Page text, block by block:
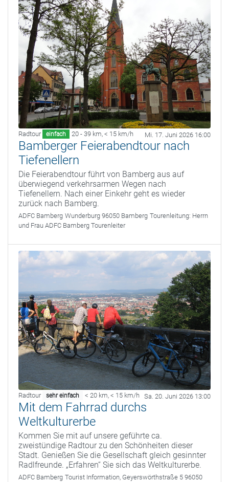
Radtour einfach 20 - 39 km, < 15 km/h Mi. 17. Juni 2026 16:00
Bamberger Feierabendtour nach
Tiefenellern
Die Feierabendtour führt von Bamberg aus auf
überwiegend verkehrsarmen Wegen nach
Tiefenellern. Nach einer Einkehr geht es wieder
zurück nach Bamberg.
ADFC Bamberg Wunderburg 96050 Bamberg Tourenleitung: Herrn
und Frau ADFC Bamberg Tourenleiter
Radtour sehr einfach < 20 km, < 15 km/h Sa. 20. Juni 2026 13:00
Mit dem Fahrrad durchs
Weltkulturerbe
Kommen Sie mit auf unsere geführte ca.
zweistündige Radtour zu den Schönheiten dieser
Stadt. Genießen Sie die Gesellschaft gleich gesinnter
Radlfreunde. „Erfahren“ Sie sich das Weltkulturerbe.
ADFC Bamberg Tourist Information, Geyerswörthstraße 5 96050